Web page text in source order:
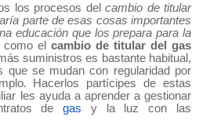
los procesos del cambio de titular
parte de esas cosas importantes
educación que los prepara para la
el cambio de titular del gas
suministros es bastante habitual,
que se mudan con regularidad por
Hacerlos partícipes de estas
les ayuda a aprender a gestionar
degas y la luz con las